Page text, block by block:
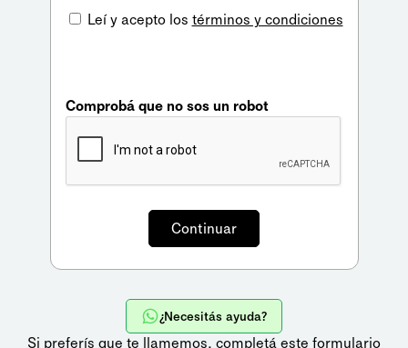
Leí y acepto los términos y condiciones
Comprobá que no sos un robot
¿Necesitás ayuda?
Si preferís que te llamemos, completá este formulario